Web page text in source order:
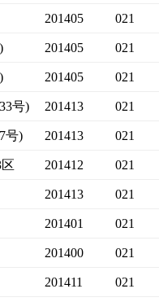
201405 021
201405 021
201405 021
号) 201413 021
号) 201413 021
201412 021
201413 021
201401 021
201400 021
201411 021